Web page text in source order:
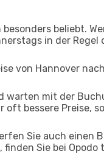
beliebt.
in der Regel
von Hannover
warten mit der
bessere Preise,
Sie auch einen
Sie bei